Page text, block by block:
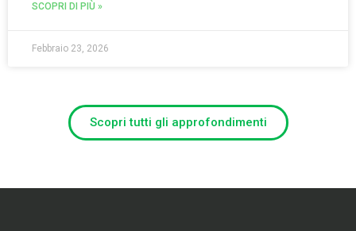
SCOPRI DI PIÙ »
Febbraio 23, 2026
Scopri tutti gli approfondimenti